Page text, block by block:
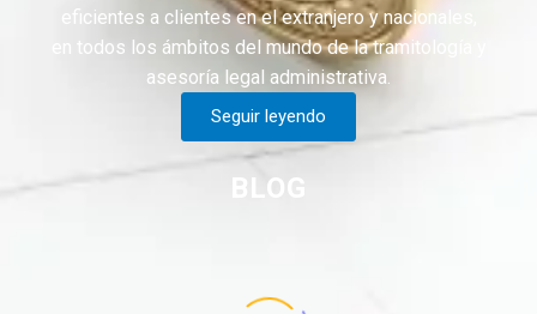
eficientes a clientes en el extranjero y nacionales,
en todos los ámbitos del mundo de la tramitología y
asesoría legal administrativa.
Seguir leyendo
BLOG